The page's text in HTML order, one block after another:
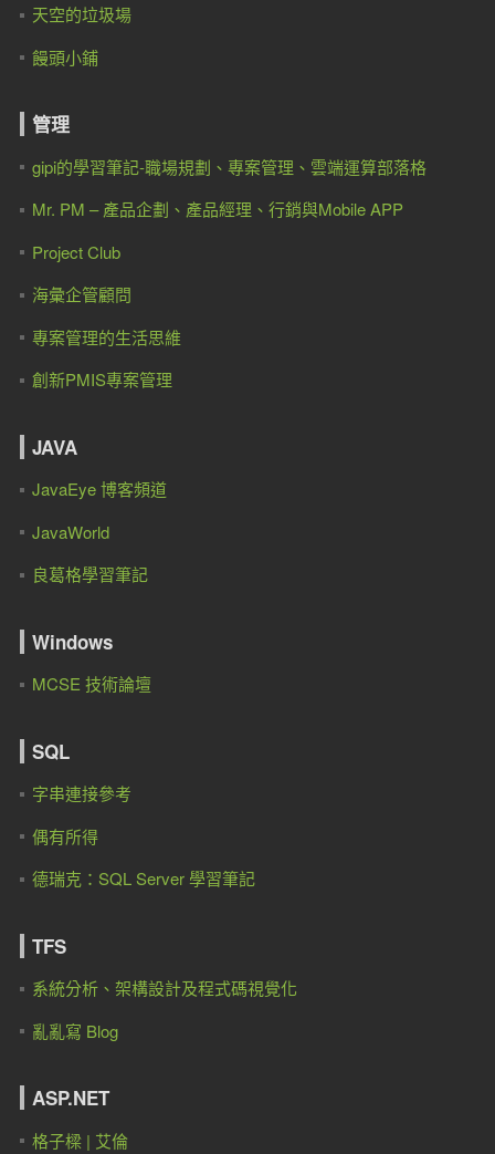
天空的垃圾場
饅頭小鋪
管理
gipi的學習筆記-職場規劃、專案管理、雲端運算部落格
Mr. PM – 產品企劃、產品經理、行銷與Mobile APP
Project Club
海彙企管顧問
專案管理的生活思維
創新PMIS專案管理
JAVA
JavaEye 博客頻道
JavaWorld
良葛格學習筆記
Windows
MCSE 技術論壇
SQL
字串連接參考
偶有所得
德瑞克：SQL Server 學習筆記
TFS
系統分析、架構設計及程式碼視覺化
亂亂寫 Blog
ASP.NET
格子樑 | 艾倫